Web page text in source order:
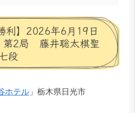
利】2026年6月19日
第2局 藤井聡太棋聖
段
ホテル 」栃木県日光市